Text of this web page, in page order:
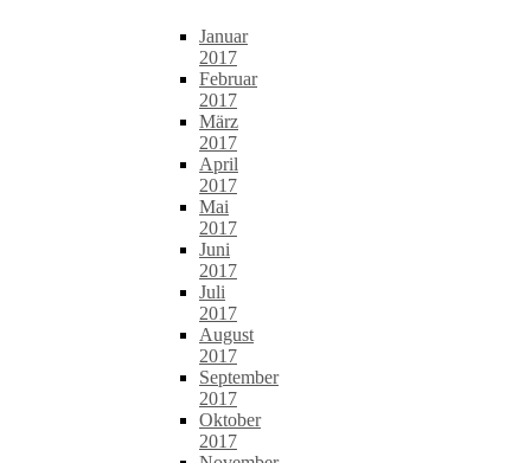
Januar
2017
Februar
2017
März
2017
April
2017
Mai
2017
Juni
2017
Juli
2017
August
2017
September
2017
Oktober
2017